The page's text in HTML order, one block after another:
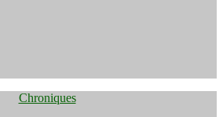
Catégories
Chroniques